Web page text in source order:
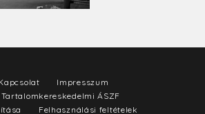
Impresszum
Tartalomkereskedelmi ÁSZF
Felhasználási feltételek